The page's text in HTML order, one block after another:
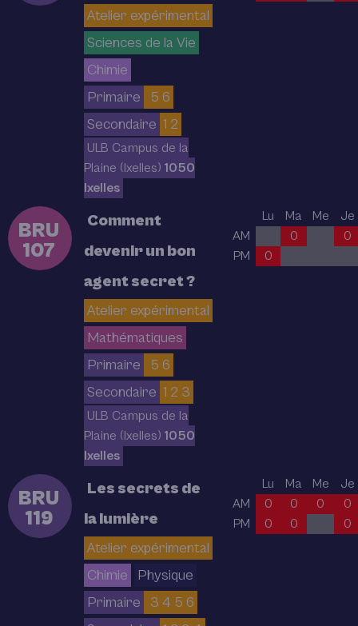
Atelier expérimental
Sciences de la Vie
Chimie
Primaire
5 6
Secondaire 1 2
ULB Campus de la
Plaine (Ixelles) 1050
Ixelles
BRU
107
Comment
devenir un bon
agent secret ?
Atelier expérimental
Mathématiques
Primaire
5 6
Secondaire 1 2 3
ULB Campus de la
Plaine (Ixelles) 1050
Ixelles
Lu Ma Me
Je
AM
0
0
PM
0
BRU
119
Les secrets de
la lumière
Atelier expérimental
Chimie
Physique
Primaire
3 4 5 6
Lu Ma Me
Je
AM
0 0 0
0
PM
0 0 0